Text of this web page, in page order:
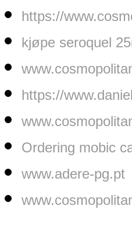
https://
kjøpe seroquel
https://
Ordering mobic
www.adere-pg.pt